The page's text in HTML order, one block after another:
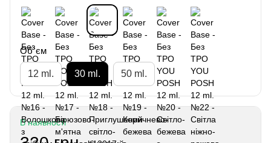
Об`єм
12 ml. 30 ml. 50 ml.
В наявності